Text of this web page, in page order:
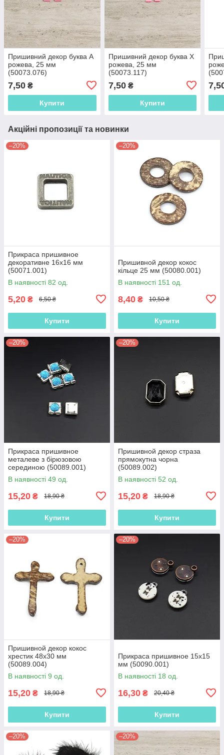
Пришивний декор буква A
рожева, 25 мм
(50073.076)
7,50 ₴
Купити
Пришивний декор буква X
рожева, 25 мм
(50073.117)
7,50₴
Купити
Акційні пропозиції та новинки
–20%
Прикраса пришивное
декоративне 16х16 мм
(50071.001)
В наявності 82 од.
5,20 ₴ 6,50 ₴
Купити
–20%
Пришивной декор кокос
кільце 25 мм (50080.001)
В наявності 151 од.
8,40 ₴ 10,50 ₴
Купити
–20%
Прикраса пришивное
металеве з бірюзовою
серединою (50089.001)
В наявності 49 од.
15,20 ₴ 18,90 ₴
Купити
–20%
Пришивной декор страза
прямокутна чорна
(50089.002)
В наявності 52 од.
15,20 ₴ 18,90 ₴
Купити
–20%
Пришивной декор кокос
хрестик 48х30 мм
(50089.004)
В наявності 9 од.
15,20 ₴ 18,90 ₴
Купити
–20%
Прикраса пришивное 15х15
мм (50090.001)
В наявності 18 од.
16,30 ₴ 20,40 ₴
Купити
–20% –20%